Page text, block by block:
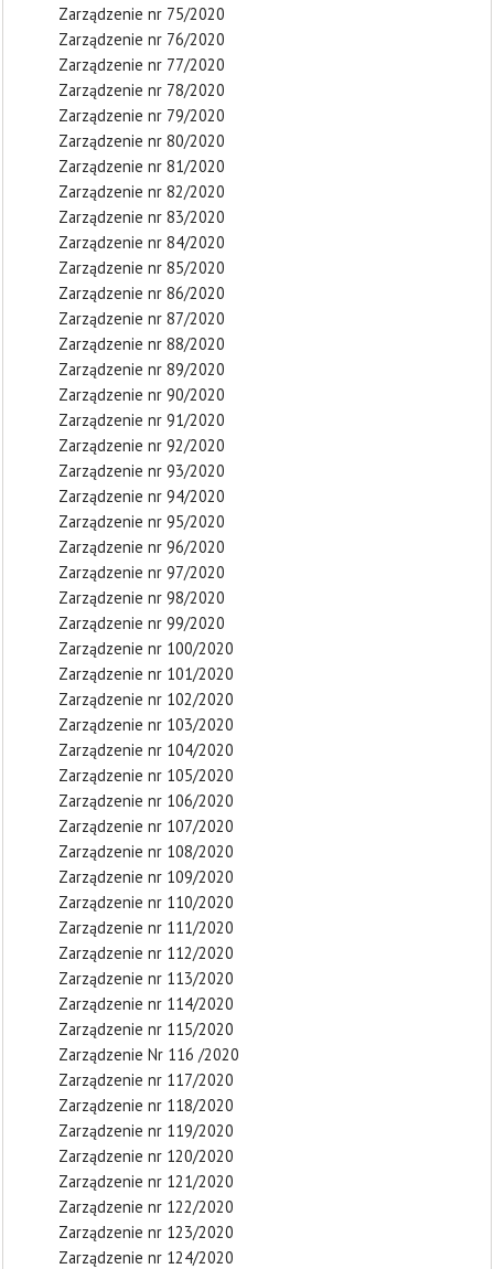
Zarządzenie nr 75/2020
Zarządzenie nr 76/2020
Zarządzenie nr 77/2020
Zarządzenie nr 78/2020
Zarządzenie nr 79/2020
Zarządzenie nr 80/2020
Zarządzenie nr 81/2020
Zarządzenie nr 82/2020
Zarządzenie nr 83/2020
Zarządzenie nr 84/2020
Zarządzenie nr 85/2020
Zarządzenie nr 86/2020
Zarządzenie nr 87/2020
Zarządzenie nr 88/2020
Zarządzenie nr 89/2020
Zarządzenie nr 90/2020
Zarządzenie nr 91/2020
Zarządzenie nr 92/2020
Zarządzenie nr 93/2020
Zarządzenie nr 94/2020
Zarządzenie nr 95/2020
Zarządzenie nr 96/2020
Zarządzenie nr 97/2020
Zarządzenie nr 98/2020
Zarządzenie nr 99/2020
Zarządzenie nr 100/2020
Zarządzenie nr 101/2020
Zarządzenie nr 102/2020
Zarządzenie nr 103/2020
Zarządzenie nr 104/2020
Zarządzenie nr 105/2020
Zarządzenie nr 106/2020
Zarządzenie nr 107/2020
Zarządzenie nr 108/2020
Zarządzenie nr 109/2020
Zarządzenie nr 110/2020
Zarządzenie nr 111/2020
Zarządzenie nr 112/2020
Zarządzenie nr 113/2020
Zarządzenie nr 114/2020
Zarządzenie nr 115/2020
Zarządzenie Nr 116 /2020
Zarządzenie nr 117/2020
Zarządzenie nr 118/2020
Zarządzenie nr 119/2020
Zarządzenie nr 120/2020
Zarządzenie nr 121/2020
Zarządzenie nr 122/2020
Zarządzenie nr 123/2020
Zarządzenie nr 124/2020